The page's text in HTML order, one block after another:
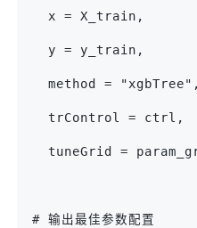
  x = X_train,
  y = y_train,
  method = "xgbTree",
  trControl = ctrl,
tuneGrid =
# 输出最佳参数配置